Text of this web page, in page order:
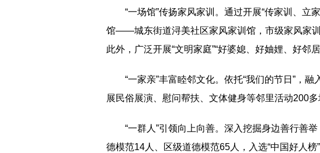
“一场馆”传扬家风家训。通过开展“传家训、立
馆——城东街道浔美社区家风家训馆，市级家风家
此外，广泛开展“文明家庭”“好婆媳、好妯娌、好邻居
“一家亲”丰富睦邻文化。依托“我们的节日”，融
展民俗展演、慰问帮扶、文体健身等邻里活动200多
“一群人”引领向上向善。深入挖掘身边善行善
德模范14人、区级道德模范65人，入选“中国好人榜